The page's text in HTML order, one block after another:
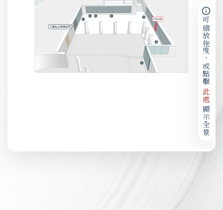
可縮放拖曳，或點擊
此處
顯示全景